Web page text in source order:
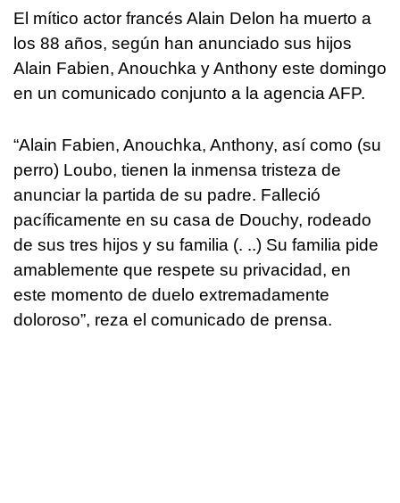
El mítico actor francés Alain Delon ha muerto a
los 88 años, según han anunciado sus hijos
Alain Fabien, Anouchka y Anthony este domingo
en un comunicado conjunto a la agencia AFP.
“Alain Fabien, Anouchka, Anthony, así como (su
perro) Loubo, tienen la inmensa tristeza de
anunciar la partida de su padre. Falleció
pacíficamente en su casa de Douchy, rodeado
de sus tres hijos y su familia (. ..) Su familia pide
amablemente que respete su privacidad, en
este momento de duelo extremadamente
doloroso”, reza el comunicado de prensa.